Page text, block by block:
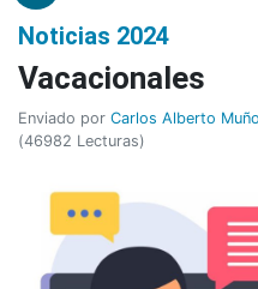
Noticias 2024
Vacacionales
Enviado por Carlos Alberto
(46982 Lecturas)